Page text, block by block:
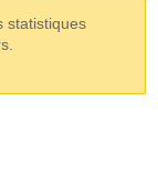
statistiques